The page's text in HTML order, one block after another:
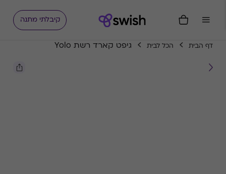
קיבלתי מתנה
דף הבית הכל לבית גיפט קארד רשת Yolo